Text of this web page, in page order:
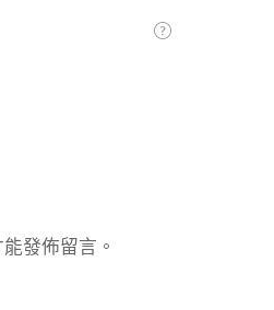
發佈留言。